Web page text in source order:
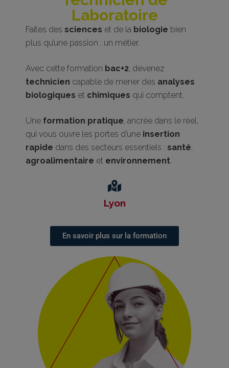
Laboratoire
Faites des sciences et de la biologie bien
plus qu’une passion : un métier.
Avec cette formation bac+2, devenez
technicien capable de mener des analyses
biologiques et chimiques qui comptent.
Une formation pratique, ancrée dans le réel,
qui vous ouvre les portes d’une insertion
rapide dans des secteurs essentiels : santé,
agroalimentaire et environnement.
Lyon
En savoir plus sur la formation